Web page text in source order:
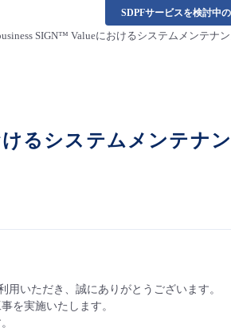
SDPFサービスを検討中
SIGN™ Valueにおけるシステムメンテナ
るシステムメンテナ
用いただき、誠にありがとうございます。
を実施いたします。